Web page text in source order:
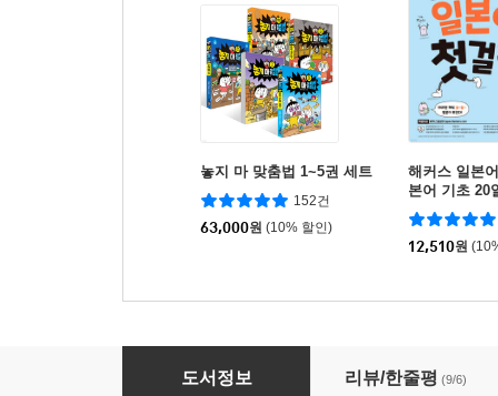
놓지 마 맞춤법 1~5권 세트
152건
63,000원 (10% 할인)
해커스 일본
본어 기초 20
12,510원
스트링치즈소녀 리보의 핑크빛 일상
도서정보 리뷰/한줄평 (9/6)